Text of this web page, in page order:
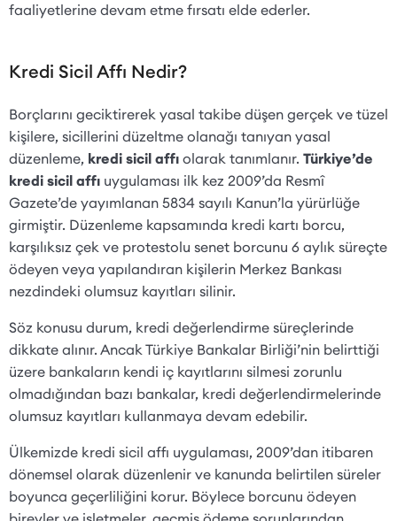
faaliyetlerine devam etme fırsatı elde ederler.
Kredi Sicil Affı Nedir?
Borçlarını geciktirerek yasal takibe düşen gerçek ve tüzel
kişilere, sicillerini düzeltme olanağı tanıyan yasal
düzenleme, kredi sicil affı olarak tanımlanır. Türkiye’de
kredi sicil affı uygulaması ilk kez 2009’da Resmî
Gazete’de yayımlanan 5834 sayılı Kanun’la yürürlüğe
girmiştir. Düzenleme kapsamında kredi kartı borcu,
karşılıksız çek ve protestolu senet borcunu 6 aylık süreçte
ödeyen veya yapılandıran kişilerin Merkez Bankası
nezdindeki olumsuz kayıtları silinir.
Söz konusu durum, kredi değerlendirme süreçlerinde
dikkate alınır. Ancak Türkiye Bankalar Birliği’nin belirttiği
üzere bankaların kendi iç kayıtlarını silmesi zorunlu
olmadığından bazı bankalar, kredi değerlendirmelerinde
olumsuz kayıtları kullanmaya devam edebilir.
Ülkemizde kredi sicil affı uygulaması, 2009’dan itibaren
dönemsel olarak düzenlenir ve kanunda belirtilen süreler
boyunca geçerliliğini korur. Böylece borcunu ödeyen